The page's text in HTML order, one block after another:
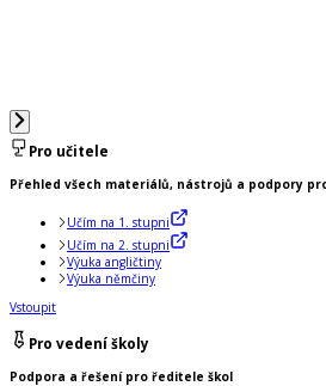
Pro učitele
Přehled všech materiálů, nástrojů a podpory
Učím na 1. stupni
Učím na 2. stupni
Výuka angličtiny
Výuka němčiny
Vstoupit
Pro vedení školy
Podpora a řešení pro ředitele škol